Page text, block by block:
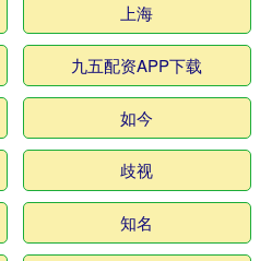
上海
九五配资APP下载
如今
歧视
知名